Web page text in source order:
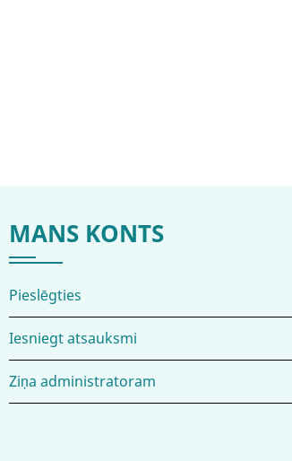
MANS KONTS
Pieslēgties
Iesniegt atsauksmi
Ziņa administratoram